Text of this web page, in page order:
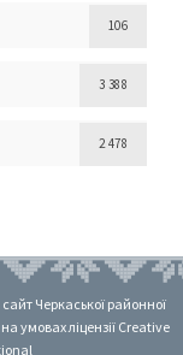
106
3 388
2 478
Черкаської районної
умовах ліцензії Creative